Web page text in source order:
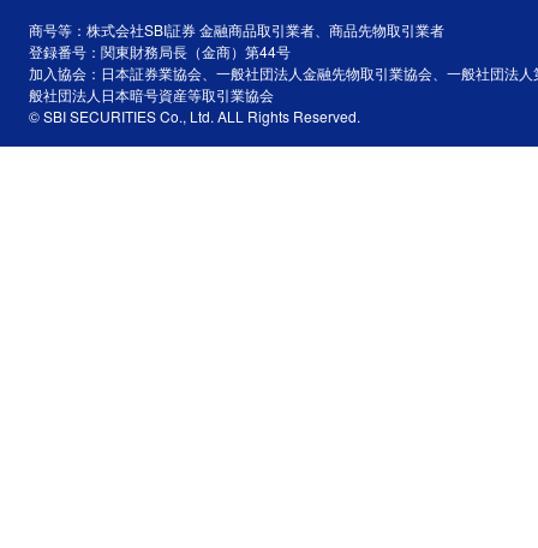
商号等：株式会社SBI証券 金融商品取引業者、商品先物取引業者
登録番号：関東財務局長（金商）第44号
加入協会：日本証券業協会、一般社団法人金融先物取引業協会、一般社団法
般社団法人日本暗号資産等取引業協会
© SBI SECURITIES Co., Ltd. ALL Rights Reserved.